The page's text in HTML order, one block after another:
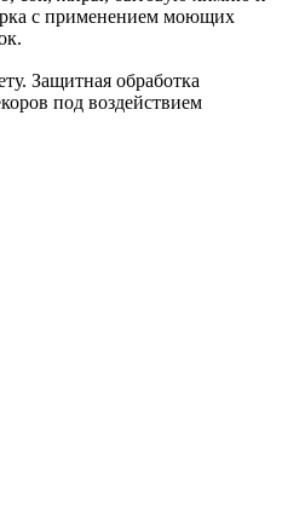
с применением моющих
Защитная обработка
под воздействием